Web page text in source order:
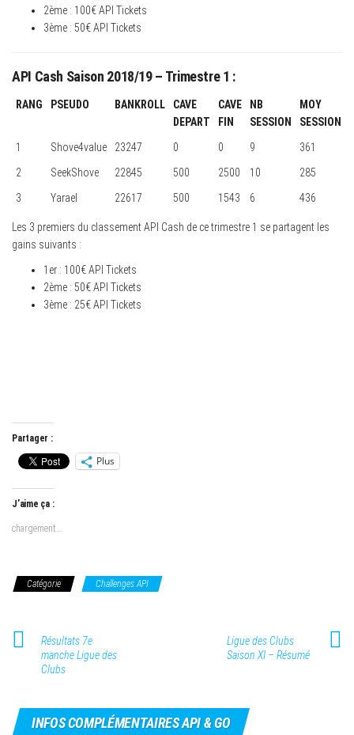
2ème : 100€ API Tickets
3ème : 50€ API Tickets
API Cash Saison 2018/19 – Trimestre 1 :
RANG PSEUDO BANKROLL
CAVE
DEPART
CAVE
FIN
NB
SESSION
MOY
SESSION
1
Shove4value 23247 0 0 9
361
2
SeekShove 22845 500 2500 10
285
3
Yarael 22617 500 1543 6 436
Les 3 premiers du classement API Cash de ce trimestre 1 se partagent les
gains suivants :
1er : 100€ API Tickets
2ème : 50€ API Tickets
3ème : 25€ API Tickets
Partager :
Plus
J’aime ça :
chargement…
Catégorie Challenges API
Résultats 7e
manche Ligue des
Clubs
Ligue des Clubs
Saison XI – Résumé
INFOS COMPLÉMENTAIRES API & GO